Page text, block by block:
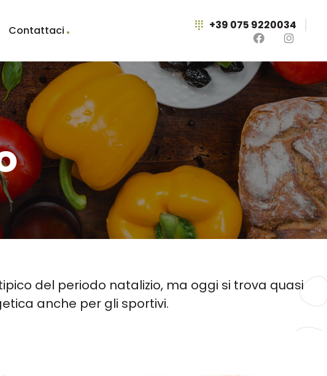
Contattaci +39 075 9220034
del periodo natalizio, ma oggi si trova quasi
anche per gli sportivi.